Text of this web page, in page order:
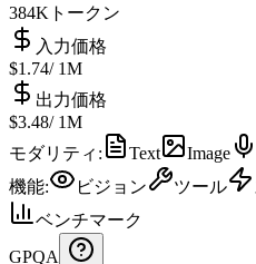
384K トークン
入力価格
$1.74/ 1M
出力価格
$3.48/ 1M
モダリティ : Text Image
機能: ビジョン ツール
ベンチマーク
GPQA